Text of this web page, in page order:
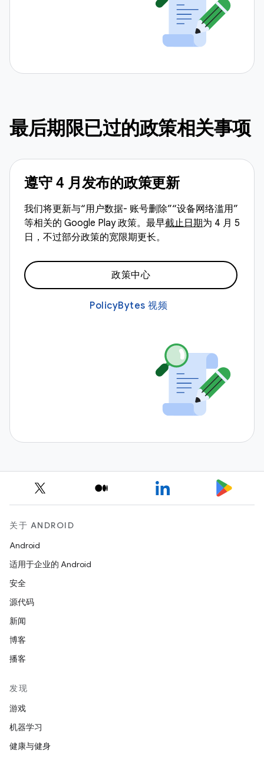
最后期限已过的政策相关事项
遵守 4 月发布的政策更新
我们将更新与“用户数据- 账号删除”“设备网络滥用”
等相关的 Google Play 政策。最早截止日期为 4 月 5
日，不过部分政策的宽限期更长。
政策中心
PolicyBytes 视频
关于 ANDROID
Android
适用于企业的 Android
安全
源代码
新闻
博客
播客
发现
游戏
机器学习
健康与健身